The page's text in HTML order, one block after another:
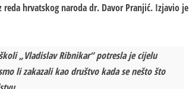
hrvatskog naroda dr. Davor Pranjić. Izjavio je
„Vladislav Ribnikar“ potresla je cijelu
li zakazali kao društvo kada se nešto što